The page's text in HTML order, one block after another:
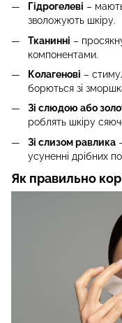
Гідрогелеві –
зволожують шкіру.
Тканинні –
компонентами.
Колагенові –
борються зі
Зі слюдою або
роблять шкіру
Зі слизом равлика
усуненні дрібних
Як правильно